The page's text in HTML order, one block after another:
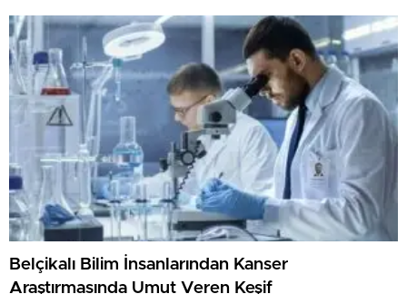
Belçikalı Bilim İnsanlarından Kanser
Araştırmasında Umut Veren Keşif